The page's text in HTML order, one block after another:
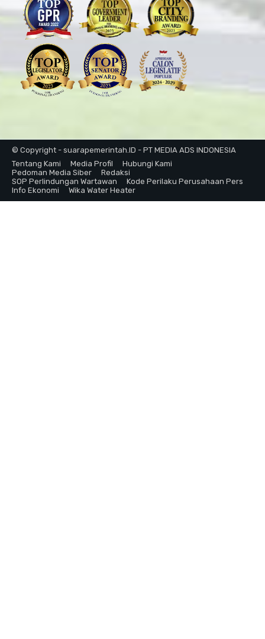
© Copyright - suarapemerintah.ID - PT MEDIA ADS INDONESIA
Tentang Kami
Media Profil
Hubungi Kami
Pedoman Media Siber
Redaksi
SOP Perlindungan Wartawan
Kode Perilaku Perusahaan Pers
Info Ekonomi
Wika Water Heater